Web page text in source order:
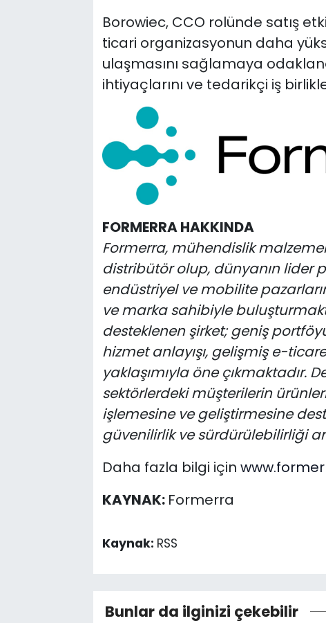
Borowiec, CCO rolünde satış
ticari organizasyonun daha
ulaşmasını sağlamaya
ihtiyaçlarını ve tedarikçi iş
FORMERRA HAKKINDA
Formerra, mühendislik
distribütör olup, dünyanın lider
endüstriyel ve mobilite
ve marka sahibiyle
desteklenen şirket; geniş
hizmet anlayışı, gelişmiş e-
yaklaşımıyla öne çıkmaktadır.
sektörlerdeki müşterilerin
işlemesine ve geliştirmesine
güvenilirlik ve sürdürülebilirliği
Daha fazla bilgi için
KAYNAK: Formerra
Kaynak: RSS
Bunlar da ilginizi çekebilir